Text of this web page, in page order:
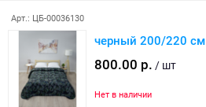
Арт.: ЦБ-00036130
черный 200/220 см
800.00 р. / шт
Нет в наличии